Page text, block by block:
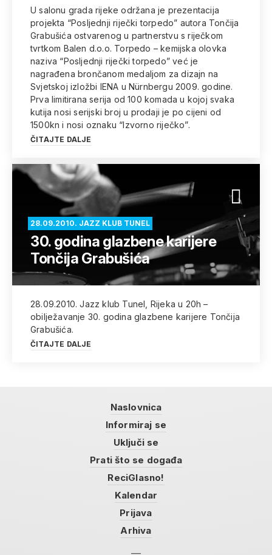
U salonu grada rijeke održana je prezentacija
projekta “Posljednji riječki torpedo” autora Tončija
Grabušića ostvarenog u partnerstvu s riječkom
tvrtkom Balen d.o.o. Torpedo – kemijska olovka
naziva “Posljednji riječki torpedo” već je
nagrađena brončanom medaljom za dizajn na
Svjetskoj izložbi IENA u Nürnbergu 2009. godine.
Prva limitirana serija od 100 komada u kojoj svaka
kutija nosi serijski broj u prodaji je po cijeni od
1500kn i nosi oznaku “Izvorno riječko”.
ČITAJTE DALJE
28.09.2010. JAZZ KLUB TUNEL
30. godina glazbene karijere
Tončija Grabušića
28.09.2010. Jazz klub Tunel, Rijeka u 20h –
obilježavanje 30. godina glazbene karijere Tončija
Grabušića.
ČITAJTE DALJE
Naslovnica
Informiraj se
Uključi se
Prati što se događa
ReciGlasno!
Kalendar
Prijava
Arhiva